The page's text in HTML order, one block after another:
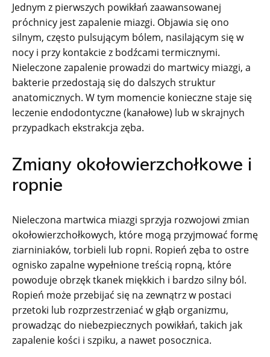
Jednym z pierwszych powikłań zaawansowanej
próchnicy jest zapalenie miazgi. Objawia się ono
silnym, często pulsującym bólem, nasilającym się w
nocy i przy kontakcie z bodźcami termicznymi.
Nieleczone zapalenie prowadzi do martwicy miazgi, a
bakterie przedostają się do dalszych struktur
anatomicznych. W tym momencie konieczne staje się
leczenie endodontyczne (kanałowe) lub w skrajnych
przypadkach ekstrakcja zęba.
Zmiany okołowierzchołkowe i
ropnie
Nieleczona martwica miazgi sprzyja rozwojowi zmian
okołowierzchołkowych, które mogą przyjmować formę
ziarniniaków, torbieli lub ropni. Ropień zęba to ostre
ognisko zapalne wypełnione treścią ropną, które
powoduje obrzęk tkanek miękkich i bardzo silny ból.
Ropień może przebijać się na zewnątrz w postaci
przetoki lub rozprzestrzeniać w głąb organizmu,
prowadząc do niebezpiecznych powikłań, takich jak
zapalenie kości i szpiku, a nawet posocznica.